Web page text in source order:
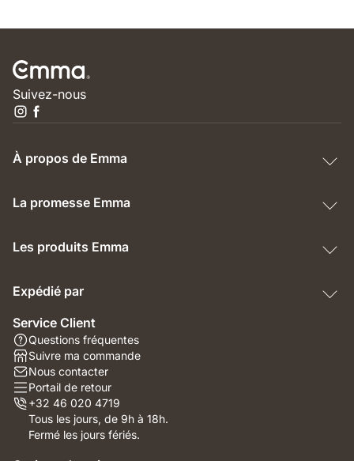
Suivez-nous
À propos de Emma
La promesse Emma
Les produits Emma
Expédié par
Service Client
Questions fréquentes
Suivre ma commande
Nous contacter
Portail de retour
+32 46 020 4719
Tous les jours, de 9h à 18h.
Fermé les jours fériés.